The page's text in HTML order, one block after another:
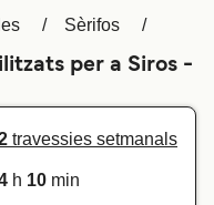
Deutschland
Norge
Sèrifos
per a Siros -
travessies setmanals
h 10 min